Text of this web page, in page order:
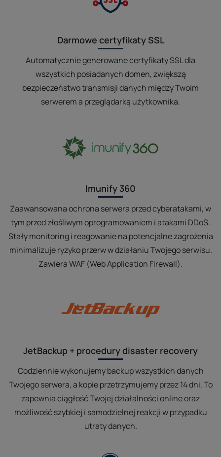
Darmowe certyfikaty SSL
Automatycznie generowane certyfikaty SSL dla
wszystkich posiadanych domen, zwiększą
bezpieczeństwo transmisji danych między Twoim
serwerem a przeglądarką użytkownika.
Imunify 360
Zaawansowana ochrona serwera przed cyberatakami, w
tym przed złośliwym oprogramowaniem i atakami DDoS.
Stały monitoring i reagowanie na potencjalne zagrożenia
minimalizuje ryzyko przerw w działaniu Twojego serwisu.
Zawiera WAF (Web Application Firewall).
JetBackup + procedury disaster recovery
Codziennie wykonujemy backup wszystkich danych
Twojego serwera, a kopie przetrzymujemy przez 14 dni. To
zapewnia ciągłość Twojej działalności online oraz
możliwość szybkiej i samodzielnej reakcji w przypadku
utraty danych.